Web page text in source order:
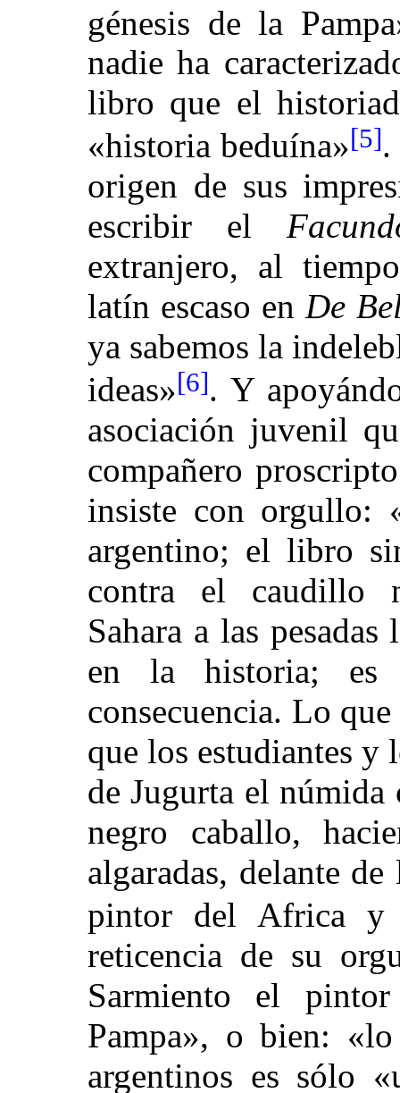
génesis de la
nadie ha
libro que el
«historia beduína»[5].
origen de sus
escribir el
extranjero, al
latín escaso en De
ya sabemos la
ideas»[6]. Y
asociación juvenil
compañero
insiste con orgullo:
argentino; el libro
contra el caudillo
Sahara a las
en la historia; es
consecuencia. Lo
que los estudiantes y
de Jugurta el
negro caballo,
algaradas, delante
pintor del Africa y
reticencia de su
Sarmiento el
Pampa», o bien:
argentinos es sólo